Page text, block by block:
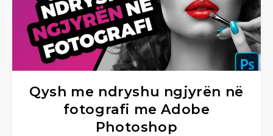
Qysh me ndryshu ngjyrën në
fotografi me Adobe
Photoshop